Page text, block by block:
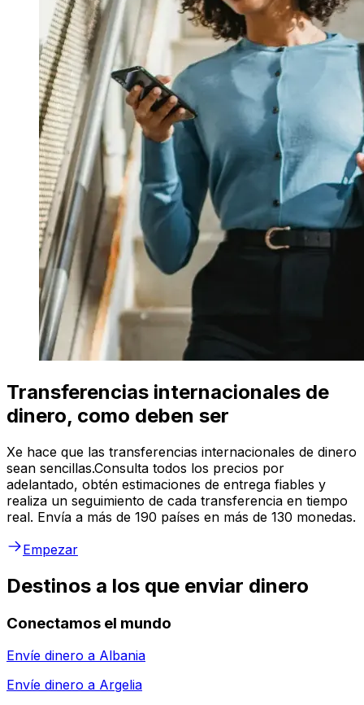
Transferencias internacionales de
dinero, como deben ser
Xe hace que las transferencias internacionales de dinero
sean sencillas.Consulta todos los precios por
adelantado, obtén estimaciones de entrega fiables y
realiza un seguimiento de cada transferencia en tiempo
real. Envía a más de 190 países en más de 130 monedas.
Empezar
Destinos a los que enviar dinero
Conectamos el mundo
Envíe dinero a Albania
Envíe dinero a Argelia